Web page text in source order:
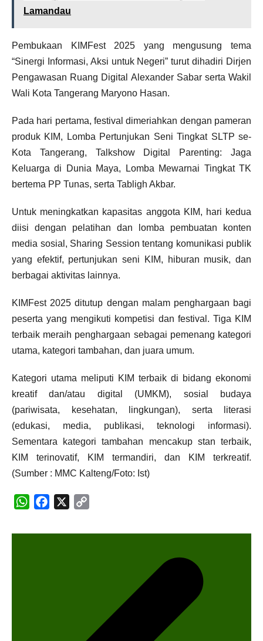
Lamandau
Pembukaan KIMFest 2025 yang mengusung tema
“Sinergi Informasi, Aksi untuk Negeri” turut dihadiri Dirjen
Pengawasan Ruang Digital Alexander Sabar serta Wakil
Wali Kota Tangerang Maryono Hasan.
Pada hari pertama, festival dimeriahkan dengan pameran
produk KIM, Lomba Pertunjukan Seni Tingkat SLTP se-
Kota Tangerang, Talkshow Digital Parenting: Jaga
Keluarga di Dunia Maya, Lomba Mewarnai Tingkat TK
bertema PP Tunas, serta Tabligh Akbar.
Untuk meningkatkan kapasitas anggota KIM, hari kedua
diisi dengan pelatihan dan lomba pembuatan konten
media sosial, Sharing Session tentang komunikasi publik
yang efektif, pertunjukan seni KIM, hiburan musik, dan
berbagai aktivitas lainnya.
KIMFest 2025 ditutup dengan malam penghargaan bagi
peserta yang mengikuti kompetisi dan festival. Tiga KIM
terbaik meraih penghargaan sebagai pemenang kategori
utama, kategori tambahan, dan juara umum.
Kategori utama meliputi KIM terbaik di bidang ekonomi
kreatif dan/atau digital (UMKM), sosial budaya
(pariwisata, kesehatan, lingkungan), serta literasi
(edukasi, media, publikasi, teknologi informasi).
Sementara kategori tambahan mencakup stan terbaik,
KIM terinovatif, KIM termandiri, dan KIM terkreatif.
(Sumber : MMC Kalteng/Foto: Ist)
Link
N